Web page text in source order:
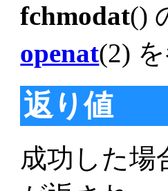
fchmodat()
openat(2)
返り値
成功した場